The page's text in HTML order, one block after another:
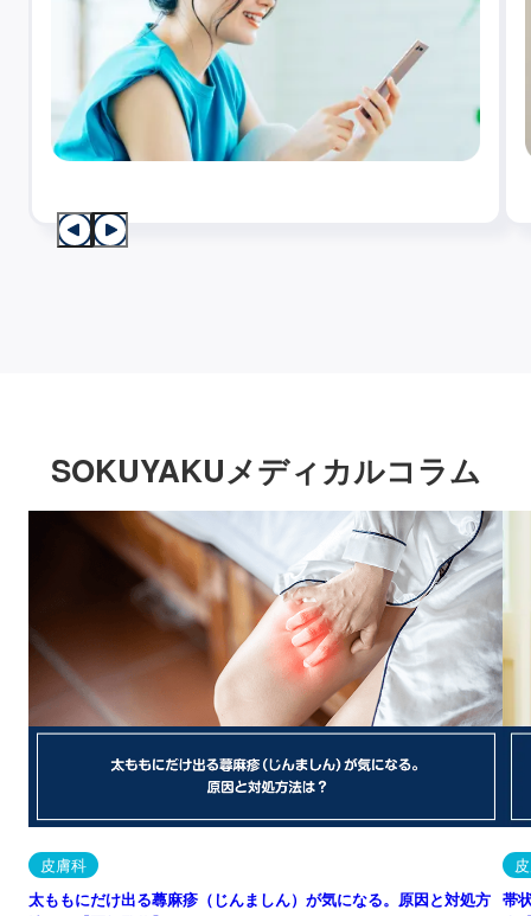
SOKUYAKUメディカルコラム
皮膚科
太ももにだけ出る蕁麻疹（じんましん）が気になる。原因と対処方 帯